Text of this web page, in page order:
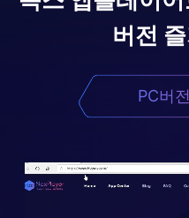
버전
PC버